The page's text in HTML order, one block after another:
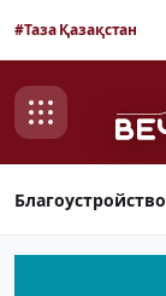
#Таза Қазақстан
Благоустройство